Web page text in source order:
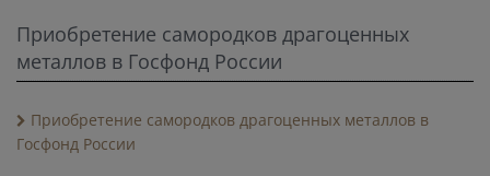
Приобретение самородков драгоценных
металлов в Госфонд России
Приобретение самородков драгоценных металлов в
Госфонд России